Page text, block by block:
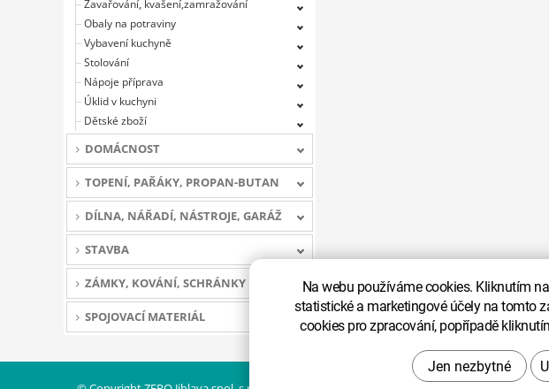
Na webu používáme cookies. Kliknutím
statistické a marketingové účely na tomto
cookies pro zpracování, popřípadě
Zavařování, kvašení,zamražování
Obaly na potraviny
Vybavení kuchyně
Stolování
Nápoje příprava
Úklid v kuchyni
Dětské zboží
DOMÁCNOST
TOPENÍ, PAŘÁKY, PROPAN-BUTAN
DÍLNA, NÁŘADÍ, NÁSTROJE, GARÁŽ
STAVBA
ZÁMKY, KOVÁNÍ, SCHRÁNKY
SPOJOVACÍ MATERIÁL